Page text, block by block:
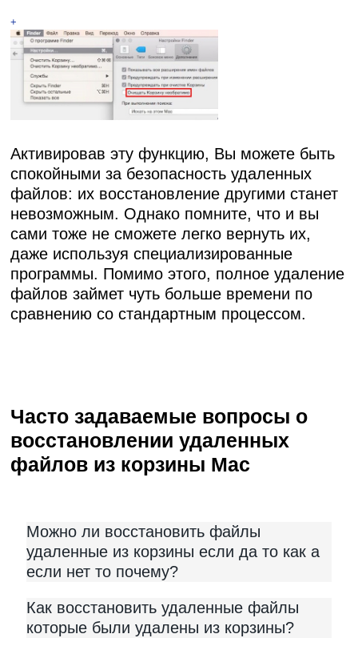
+
Активировав эту функцию, Вы можете быть
спокойными за безопасность удаленных
файлов: их восстановление другими станет
невозможным. Однако помните, что и вы
сами тоже не сможете легко вернуть их,
даже используя специализированные
программы. Помимо этого, полное удаление
файлов займет чуть больше времени по
сравнению со стандартным процессом.
Часто задаваемые вопросы о
восстановлении удаленных
файлов из корзины Mac
Можно ли восстановить файлы
удаленные из корзины если да то как а
если нет то почему?
Как восстановить удаленные файлы
которые были удалены из корзины?